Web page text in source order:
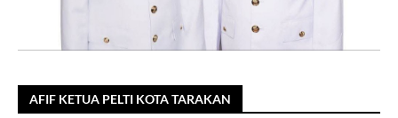
AFIF KETUA PELTI KOTA TARAKAN